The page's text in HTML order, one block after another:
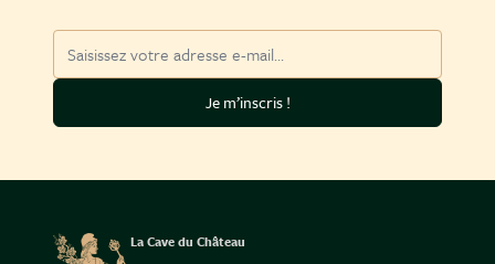
Je m’inscris !
La Cave du Château